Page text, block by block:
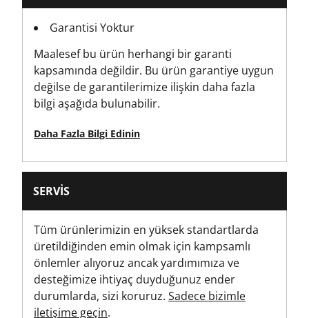
16
Ürün Uzunluğu [mm]
152
Altıgen
Garantisi Yoktur
Maalesef bu ürün herhangi bir garanti
kapsamında değildir. Bu ürün garantiye uygun
değilse de garantilerimize ilişkin daha fazla
bilgi aşağıda bulunabilir.
Daha Fazla Bilgi Edinin
SERVIS
Tüm ürünlerimizin en yüksek standartlarda
üretildiğinden emin olmak için kampsamlı
önlemler alıyoruz ancak yardımımıza ve
desteğimize ihtiyaç duyduğunuz ender
durumlarda, sizi koruruz. Sadece bizimle
iletişime geçin.